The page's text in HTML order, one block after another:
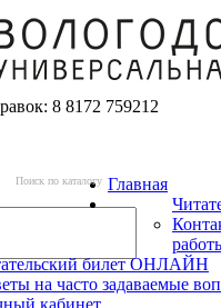
8 8172 759212
Поиск по каталогу Главная
билет ОНЛАЙН
на часто задаваемые
кабинет